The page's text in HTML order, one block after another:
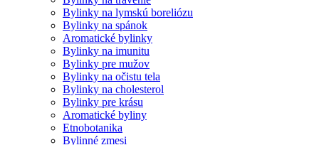
Bylinky na lymskú boreliózu
Bylinky na spánok
Aromatické bylinky
Bylinky na imunitu
Bylinky pre mužov
Bylinky na očistu tela
Bylinky na cholesterol
Bylinky pre krásu
Aromatické byliny
Etnobotanika
Bylinné zmesi